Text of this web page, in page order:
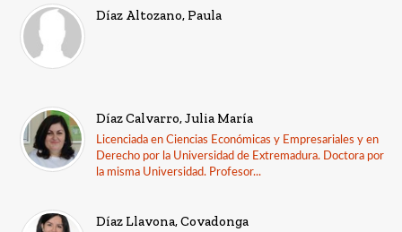
Díaz Altozano, Paula
Díaz Calvarro, Julia María
Licenciada en Ciencias Económicas y Empresariales y en
Derecho por la Universidad de Extremadura. Doctora por
la misma Universidad. Profesor...
Díaz Llavona, Covadonga